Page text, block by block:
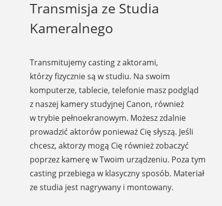
Transmisja ze Studia
Kameralnego
Transmitujemy casting z aktorami,
którzy fizycznie są w studiu. Na swoim
komputerze, tablecie, telefonie masz podgląd
z naszej kamery studyjnej Canon, również
w trybie pełnoekranowym. Możesz zdalnie
prowadzić aktorów ponieważ Cię słyszą. Jeśli
chcesz, aktorzy mogą Cię również zobaczyć
poprzez kamerę w Twoim urządzeniu. Poza tym
casting przebiega w klasyczny sposób. Materiał
ze studia jest nagrywany i montowany.